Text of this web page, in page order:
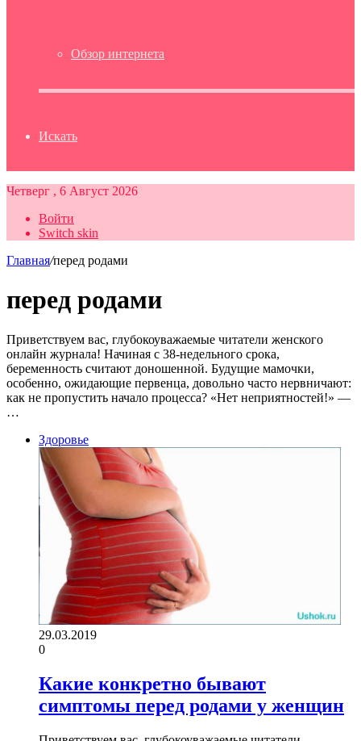
Обзор интернета
Искать
Четверг , 6 Август 2026
Войти
Switch skin
Главная/перед родами
перед родами
Приветствуем вас, глубокоуважаемые читатели женского
онлайн журнала! Начиная с 38-недельного срока,
беременность считают доношенной. Будущие мамочки,
особенно, ожидающие первенца, довольно часто нервничают:
как не пропустить начало процесса? «Нет неприятностей!» —
…
Здоровье
29.03.2019
0
Какие конкретно бывают
симптомы перед родами у женщин